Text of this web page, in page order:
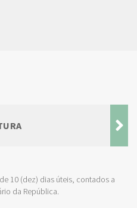
10 (dez) dias úteis, contados a
da República.